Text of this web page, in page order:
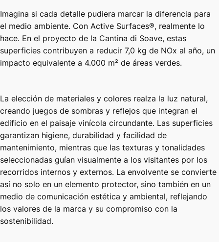
Imagina si cada detalle pudiera marcar la diferencia para
el medio ambiente. Con Active Surfaces®, realmente lo
hace. En el proyecto de la Cantina di Soave, estas
superficies contribuyen a reducir 7,0 kg de NOx al año, un
impacto equivalente a 4.000 m² de áreas verdes.
La elección de materiales y colores realza la luz natural,
creando juegos de sombras y reflejos que integran el
edificio en el paisaje vinícola circundante. Las superficies
garantizan higiene, durabilidad y facilidad de
mantenimiento, mientras que las texturas y tonalidades
seleccionadas guían visualmente a los visitantes por los
recorridos internos y externos. La envolvente se convierte
así no solo en un elemento protector, sino también en un
medio de comunicación estética y ambiental, reflejando
los valores de la marca y su compromiso con la
sostenibilidad.